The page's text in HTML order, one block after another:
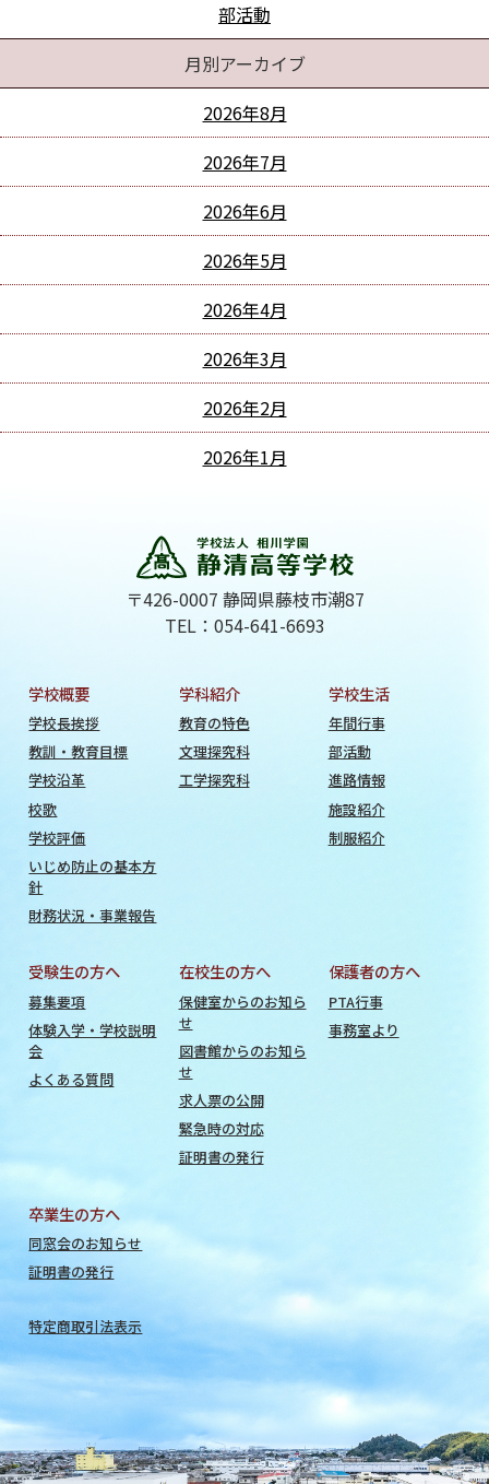
部活動
月別アーカイブ
2026年8月
2026年7月
2026年6月
2026年5月
2026年4月
2026年3月
2026年2月
2026年1月
〒426-0007 静岡県藤枝市潮87
TEL：054-641-6693
学校概要
学校長挨拶
教訓・教育目標
学校沿革
校歌
学校評価
いじめ防止の基本方
針
財務状況・事業報告
学科紹介
教育の特色
文理探究科
工学探究科
学校生活
年間行事
部活動
進路情報
施設紹介
制服紹介
受験生の方へ
募集要項
体験入学・学校説明
会
よくある質問
在校生の方へ
保健室からのお知ら
せ
図書館からのお知ら
せ
求人票の公開
緊急時の対応
証明書の発行
保護者の方へ
PTA行事
事務室より
卒業生の方へ
同窓会のお知らせ
証明書の発行
特定商取引法表示